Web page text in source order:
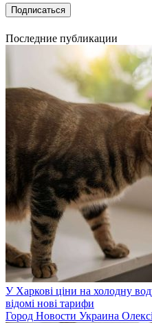
Последние публикации
У Харкові ціни на холодну
відомі нові тарифи
Город Новости Украина